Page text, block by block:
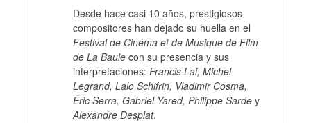
Desde hace casi 10 años, prestigiosos
compositores han dejado su huella en el
Festival de Cinéma et de Musique de Film
de La Baulecon su presencia y sus
interpretaciones: Francis Lai, Michel
Legrand, Lalo Schifrin, Vladimir Cosma,
Éric Serra, Gabriel Yared, Philippe Sardey
Alexandre Desplat.